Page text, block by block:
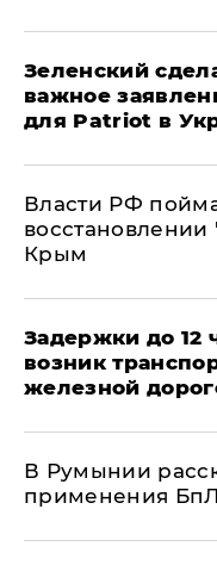
Зеленский
важное
для Patriot в
Власти РФ
восстановлении
Крым
Задержки до 12
возник
железной
В Румынии
применения